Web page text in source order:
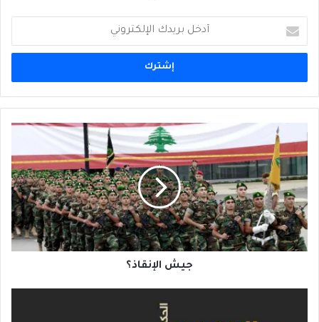
بريدك
الإلكتروني
الإنقاذ؟
جيش الإنقاذ؟